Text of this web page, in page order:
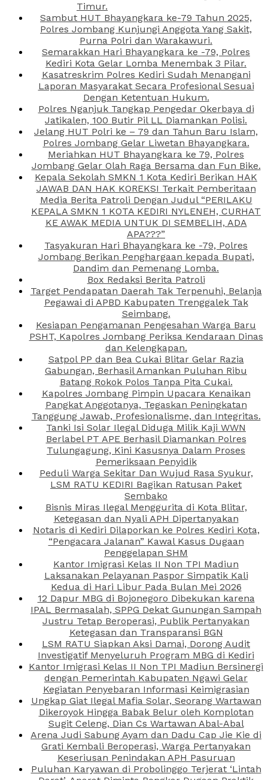
Timur.
Sambut HUT Bhayangkara ke-79 Tahun 2025,
Polres Jombang Kunjungi Anggota Yang Sakit,
Purna Polri dan Warakawuri.
Semarakkan Hari Bhayangkara ke -79, Polres
Kediri Kota Gelar Lomba Menembak 3 Pilar.
Kasatreskrim Polres Kediri Sudah Menangani
Laporan Masyarakat Secara Profesional Sesuai
Dengan Ketentuan Hukum.
Polres Nganjuk Tangkap Pengedar Okerbaya di
Jatikalen, 100 Butir Pil LL Diamankan Polisi.
Jelang HUT Polri ke – 79 dan Tahun Baru Islam,
Polres Jombang Gelar Liwetan Bhayangkara.
Meriahkan HUT Bhayangkara ke 79, Polres
Jombang Gelar Olah Raga Bersama dan Fun Bike.
Kepala Sekolah SMKN 1 Kota Kediri Berikan HAK
JAWAB DAN HAK KOREKSI Terkait Pemberitaan
Media Berita Patroli Dengan Judul “PERILAKU
KEPALA SMKN 1 KOTA KEDIRI NYLENEH, CURHAT
KE AWAK MEDIA UNTUK DI SEMBELIH, ADA
APA???”
Tasyakuran Hari Bhayangkara ke -79, Polres
Jombang Berikan Penghargaan kepada Bupati,
Dandim dan Pemenang Lomba.
Box Redaksi Berita Patroli
Target Pendapatan Daerah Tak Terpenuhi, Belanja
Pegawai di APBD Kabupaten Trenggalek Tak
Seimbang.
Kesiapan Pengamanan Pengesahan Warga Baru
PSHT, Kapolres Jombang Periksa Kendaraan Dinas
dan Kelengkapan.
Satpol PP dan Bea Cukai Blitar Gelar Razia
Gabungan, Berhasil Amankan Puluhan Ribu
Batang Rokok Polos Tanpa Pita Cukai.
Kapolres Jombang Pimpin Upacara Kenaikan
Pangkat Anggotanya, Tegaskan Peningkatan
Tanggung Jawab, Profesionalisme, dan Integritas.
Tanki Isi Solar Ilegal Diduga Milik Kaji WWN
Berlabel PT APE Berhasil Diamankan Polres
Tulungagung, Kini Kasusnya Dalam Proses
Pemeriksaan Penyidik
Peduli Warga Sekitar Dan Wujud Rasa Syukur,
LSM RATU KEDIRI Bagikan Ratusan Paket
Sembako
Bisnis Miras Ilegal Menggurita di Kota Blitar,
Ketegasan dan Nyali APH Dipertanyakan
Notaris di Kediri Dilaporkan ke Polres Kediri Kota,
“Pengacara Jalanan” Kawal Kasus Dugaan
Penggelapan SHM
Kantor Imigrasi Kelas II Non TPI Madiun
Laksanakan Pelayanan Paspor Simpatik Kali
Kedua di Hari Libur Pada Bulan Mei 2026
12 Dapur MBG di Bojonegoro Dibekukan karena
IPAL Bermasalah, SPPG Dekat Gunungan Sampah
Justru Tetap Beroperasi, Publik Pertanyakan
Ketegasan dan Transparansi BGN
LSM RATU Siapkan Aksi Damai, Dorong Audit
Investigatif Menyeluruh Program MBG di Kediri
Kantor Imigrasi Kelas II Non TPI Madiun Bersinergi
dengan Pemerintah Kabupaten Ngawi Gelar
Kegiatan Penyebaran Informasi Keimigrasian
Ungkap Giat Ilegal Mafia Solar, Seorang Wartawan
Dikeroyok Hingga Babak Belur oleh Komplotan
Sugit Celeng, Dian Cs Wartawan Abal-Abal
Arena Judi Sabung Ayam dan Dadu Cap Jie Kie di
Grati Kembali Beroperasi, Warga Pertanyakan
Keseriusan Penindakan APH Pasuruan
Puluhan Karyawan di Probolinggo Terjerat ‘Lintah